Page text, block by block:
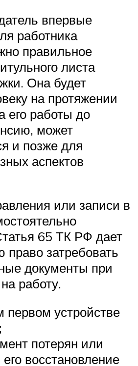
впервые
работника
правильное
листа
Она будет
на протяжении
его работы до
может
и позже для
аспектов
или записи в
65 ТК РФ дает
право затребовать
документы при
работу.
первом устройстве
потерян или
его восстановление